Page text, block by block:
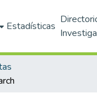
Estadísticas